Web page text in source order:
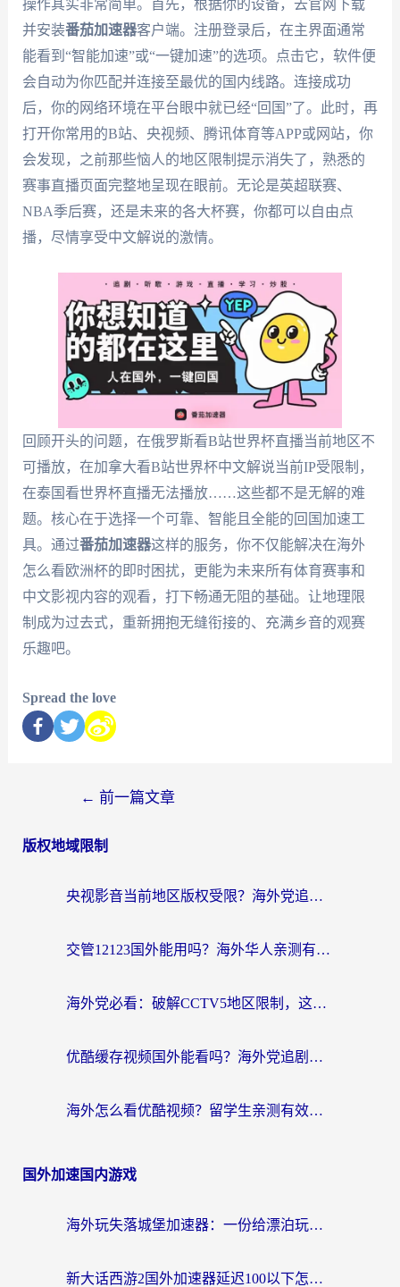
操作其实非常简单。首先，根据你的设备，去官网下载
并安装番茄加速器客户端。注册登录后，在主界面通常
能看到“智能加速”或“一键加速”的选项。点击它，软件便
会自动为你匹配并连接至最优的国内线路。连接成功
后，你的网络环境在平台眼中就已经“回国”了。此时，再
打开你常用的B站、央视频、腾讯体育等APP或网站，你
会发现，之前那些恼人的地区限制提示消失了，熟悉的
赛事直播页面完整地呈现在眼前。无论是英超联赛、
NBA季后赛，还是未来的各大杯赛，你都可以自由点
播，尽情享受中文解说的激情。
回顾开头的问题，在俄罗斯看B站世界杯直播当前地区不
可播放，在加拿大看B站世界杯中文解说当前IP受限制，
在泰国看世界杯直播无法播放……这些都不是无解的难
题。核心在于选择一个可靠、智能且全能的回国加速工
具。通过番茄加速器这样的服务，你不仅能解决在海外
怎么看欧洲杯的即时困扰，更能为未来所有体育赛事和
中文影视内容的观看，打下畅通无阻的基础。让地理限
制成为过去式，重新拥抱无缝衔接的、充满乡音的观赛
乐趣吧。
Spread the love
← 前一篇文章
版权地域限制
央视影音当前地区版权受限？海外党追剧看片的终极解决方案来了
交管12123国外能用吗？海外华人亲测有效的回国加速器选择指南
海外党必看：破解CCTV5地区限制，这样看欧洲杯奥运直播才够爽！
优酷缓存视频国外能看吗？海外党追剧看片的终极解决方案来了
海外怎么看优酷视频？留学生亲测有效的回国加速器选择指南
国外加速国内游戏
海外玩失落城堡加速器：一份给漂泊玩家的网络自救指南
新大话西游2国外加速器延迟100以下怎么办？海外党实测有效的低延迟指南